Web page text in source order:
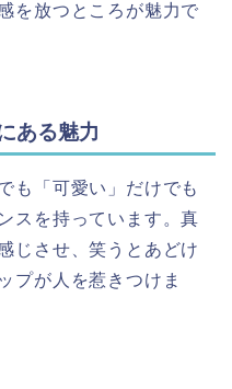
を放つところが魅力で
ある魅力
も「可愛い」だけでも
スを持っています。真
じさせ、笑うとあどけ
が人を惹きつけま